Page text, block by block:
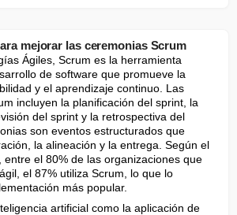
mejorar las ceremonias Scrum
Ágiles, Scrum es la herramienta
de software que promueve la
y el aprendizaje continuo. Las
incluyen la planificación del sprint, la
del sprint y la retrospectiva del
son eventos estructurados que
la alineación y la entrega. Según el
entre el 80% de las organizaciones que
el 87% utiliza Scrum, lo que lo
más popular.
artificial como la aplicación de